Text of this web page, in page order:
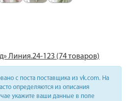
Линия.24-123 (74 товаров)
с поста поставщика из vk.com. На
определяются из описания
укажите ваши данные в поле